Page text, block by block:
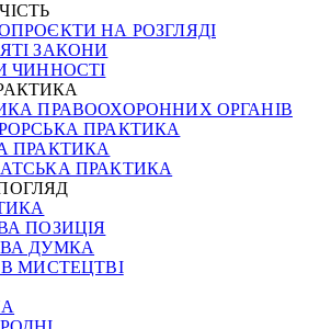
НА РОЗГЛЯДІ
ЗАКОНИ
ЧИННОСТІ
ПРАВООХОРОННИХ ОРГАНІВ
ПРАКТИКА
ПРАКТИКА
ПРАКТИКА
ПОЗИЦІЯ
ДУМКА
МИСТЕЦТВІ